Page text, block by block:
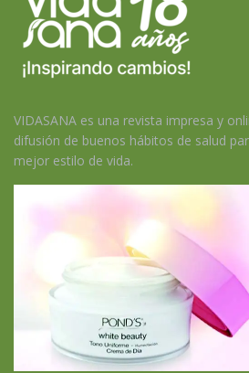
VIDASANA es una revista impresa y
difusión de buenos hábitos de salud
mejor estilo de vida.